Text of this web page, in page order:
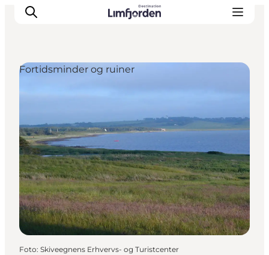
Fortidsminder og ruiner
Foto: Skiveegnens Erhvervs- og Turistcenter